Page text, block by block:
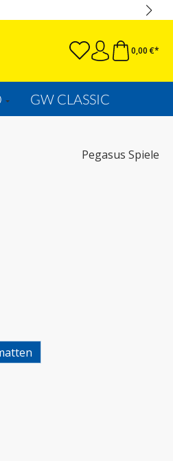
0,00 €*
GW CLASSIC
Pegasus Spiele